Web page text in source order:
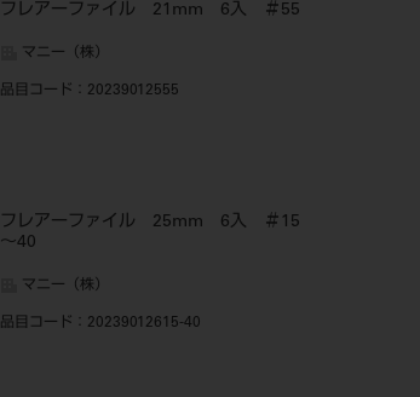
フレアーファイル 21mm 6入 ＃55
マニー（株）
品目コード ：20239012555
フレアーファイル 25mm 6入 ＃15
～40
マニー（株）
品目コード ：20239012615-40